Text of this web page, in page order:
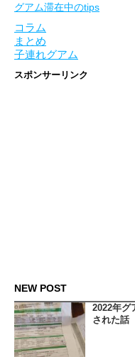
グアム滞在中のtips
コラム
まとめ
子連れグアム
スポンサーリンク
NEW POST
2022年グ
された話